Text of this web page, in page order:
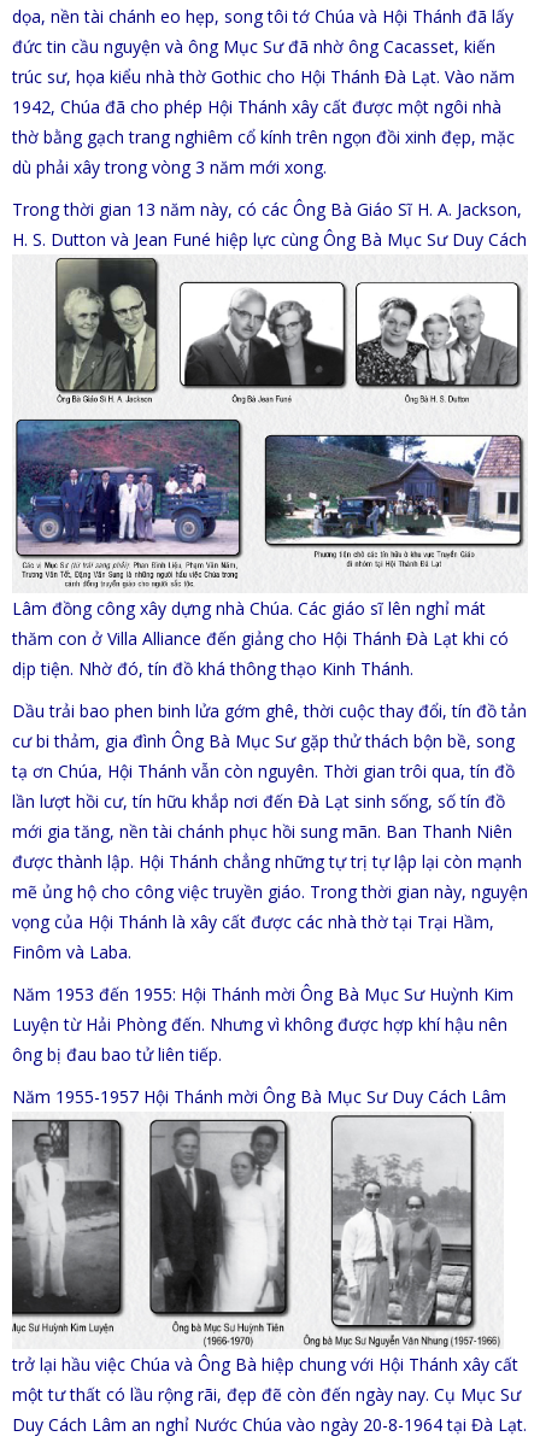
dọa, nền tài chánh eo hẹp, song tôi tớ Chúa và Hội Thánh đã lấy
đức tin cầu nguyện và ông Mục Sư đã nhờ ông Cacasset, kiến
trúc sư, họa kiểu nhà thờ Gothic cho Hội Thánh Đà Lạt. Vào năm
1942, Chúa đã cho phép Hội Thánh xây cất được một ngôi nhà
thờ bằng gạch trang nghiêm cổ kính trên ngọn đồi xinh đẹp, mặc
dù phải xây trong vòng 3 năm mới xong.
Trong thời gian 13 năm này, có các Ông Bà Giáo Sĩ H. A. Jackson,
H. S. Dutton và Jean Funé hiệp lực cùng Ông Bà Mục Sư Duy Cách
Lâm đồng công xây dựng nhà Chúa. Các giáo sĩ lên nghỉ mát
thăm con ở Villa Alliance đến giảng cho Hội Thánh Đà Lạt khi có
dịp tiện. Nhờ đó, tín đồ khá thông thạo Kinh Thánh.
Dầu trải bao phen binh lửa gớm ghê, thời cuộc thay đổi, tín đồ tản
cư bi thảm, gia đình Ông Bà Mục Sư gặp thử thách bộn bề, song
tạ ơn Chúa, Hội Thánh vẫn còn nguyên. Thời gian trôi qua, tín đồ
lần lượt hồi cư, tín hữu khắp nơi đến Đà Lạt sinh sống, số tín đồ
mới gia tăng, nền tài chánh phục hồi sung mãn. Ban Thanh Niên
được thành lập. Hội Thánh chẳng những tự trị tự lập lại còn mạnh
mẽ ủng hộ cho công việc truyền giáo. Trong thời gian này, nguyện
vọng của Hội Thánh là xây cất được các nhà thờ tại Trại Hầm,
Finôm và Laba.
Năm 1953 đến 1955: Hội Thánh mời Ông Bà Mục Sư Huỳnh Kim
Luyện từ Hải Phòng đến. Nhưng vì không được hợp khí hậu nên
ông bị đau bao tử liên tiếp.
Năm 1955-1957 Hội Thánh mời Ông Bà Mục Sư Duy Cách Lâm
trở lại hầu việc Chúa và Ông Bà hiệp chung với Hội Thánh xây cất
một tư thất có lầu rộng rãi, đẹp đẽ còn đến ngày nay. Cụ Mục Sư
Duy Cách Lâm an nghỉ Nước Chúa vào ngày 20-8-1964 tại Đà Lạt.